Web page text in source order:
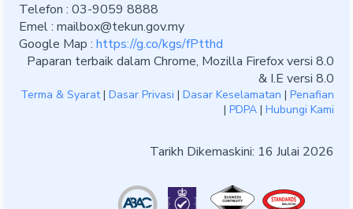
Telefon : 03-9059 8888
Emel :mailbox@tekun.gov.my
Google Map :https://g.co/kgs/fPtthd
Paparan terbaik dalam Chrome, Mozilla Firefox versi 8.0
& I.E versi 8.0
Terma & Syarat| Dasar Privasi | Dasar Keselamatan | Penafian
| PDPA| Hubungi Kami
Tarikh Dikemaskini: 16 Julai 2026